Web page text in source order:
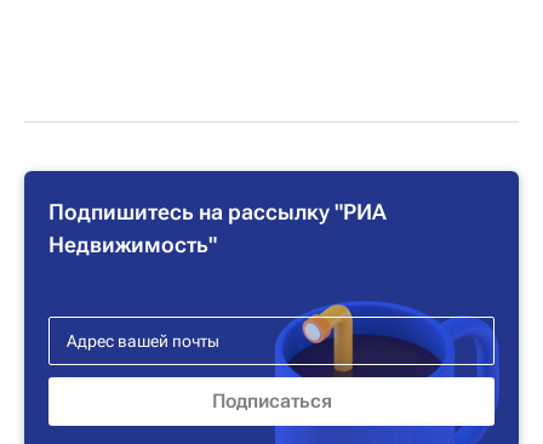
Подпишитесь на рассылку "РИА
Недвижимость"